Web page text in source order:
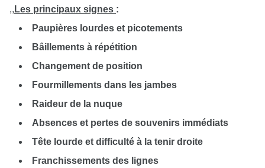
,, Les principaux signes :
Paupières lourdes et picotements
Bâillements à répétition
Changement de position
Fourmillements dans les jambes
Raideur de la nuque
Absences et pertes de souvenirs immédiats
Tête lourde et difficulté à la tenir droite
Franchissements des lignes